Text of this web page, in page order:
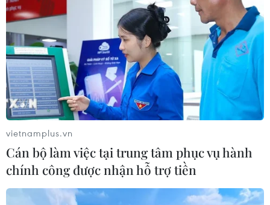
#Thuê xe tự lái #Xe tự lái #Xe 7 chỗ
#Grab taxi
#tin tức
#tin tức mới nhất
#tin tức 24h
#tin tức mới nhất trong ngày
#tin tức thời sự
#tin tức hot
#tin tức an ninh thời sự
#thời sự hôm nay
#bản tin thời sự
#tội phạm hình sự
#hình sự #công an
#vụ án
#phạm pháp
#pháp luật #pháp đình
#an ninh xã hội
#chính trị
#VietnamPlus
vietnamplus.vn
Cán bộ làm việc tại trung tâm phục vụ hành
chính công được nhận hỗ trợ tiền